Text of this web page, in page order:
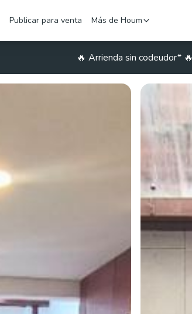
Publicar para venta Más de Houm
🔥 Arrienda sin codeudor*🔥